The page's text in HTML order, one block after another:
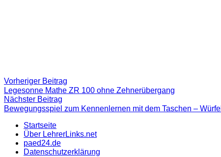
Beitragsnavigation
Vorheriger Beitrag
Beitrag:
Legesonne Mathe ZR 100 ohne Zehnerübergang
Nächster Beitrag
Beitrag
Bewegungsspiel zum Kennenlernen mit dem Taschen – Würfel
Startseite
Über LehrerLinks.net
paed24.de
Datenschutzerklärung